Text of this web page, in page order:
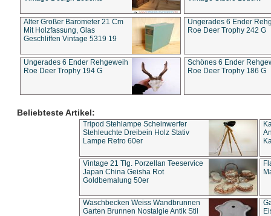
Alter Großer Barometer 21 Cm
Mit Holzfassung, Glas
Geschliffen Vintage 5319 19
Ungerades 6 Ender
Roe Deer Trophy 242 G
Ungerades 6 Ender Rehgeweih
Roe Deer Trophy 194 G
Schönes 6 Ender
Roe Deer Trophy 186 G
Beliebteste Artikel:
Tripod Stehlampe Scheinwerfer
Stehleuchte Dreibein Holz Stativ
Lampe Retro 60er
Vintage 21 Tlg. Porzellan Teeservice
Japan China Geisha Rot
Goldbemalung 50er
Waschbecken Weiss Wandbrunnen
Garten Brunnen Nostalgie Antik Stil